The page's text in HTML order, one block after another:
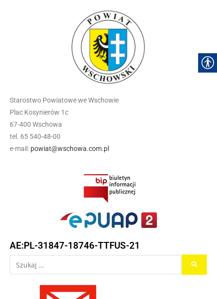
Starostwo Powiatowe we Wschowie
Plac Kosynierów 1c
67-400 Wschowa
tel. 65 540-48-00
e-mail: powiat@wschowa.com.pl
AE:PL-31847-18746-TTFUS-21